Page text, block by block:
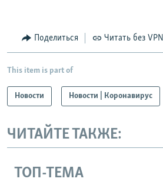
Поделиться Читать без VPN
This item is part of
Новости Новости | Коронавирус
ЧИТАЙТЕ ТАКЖЕ:
ТОП-ТЕМА